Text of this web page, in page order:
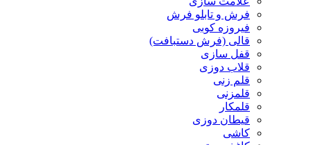
فرش و تابلو فرش
فیروزه کوبی
قالی (فرش دستبافت)
قفل سازی
قلاب دوزی
قلم زنی
قلمزنی
قلمکار
قیطان دوزی
کاشی